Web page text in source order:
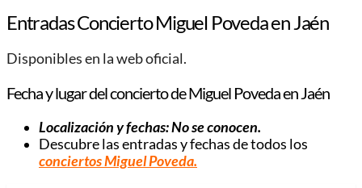
Entradas Concierto Miguel Poveda en Jaén
Disponibles en la web oficial.
Fecha y lugar del concierto de Miguel Poveda en Jaén
Localización y fechas: No se conocen.
Descubre las entradas y fechas de todos los
conciertos Miguel Poveda.